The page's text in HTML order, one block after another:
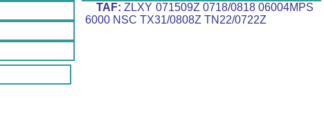
TAF: ZLXY 071509Z 0718/0818 06004MPS
6000 NSC TX31/0808Z TN22/0722Z